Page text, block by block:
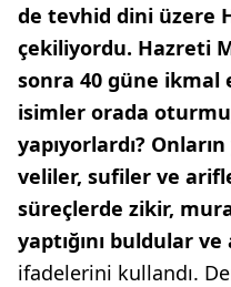
de tevhid dini üzere
çekiliyordu. Hazreti
sonra 40 güne ikmal
isimler orada
yapıyorlardı?
veliler, sufiler ve
süreçlerde zikir,
yaptığını buldular
ifadelerini kullandı.